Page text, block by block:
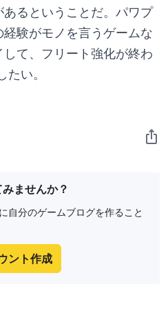
るということだ。パワプ
験がモノを言うゲームな
て、フリート強化が終わ
い。
ませんか？
自分のゲームブログを作ること
ント作成